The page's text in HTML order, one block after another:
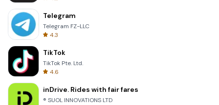
Telegram
Telegram FZ-LLC
4.3
TikTok
TikTok Pte. Ltd.
4.6
inDrive. Rides with fair fares
® SUOL INNOVATIONS LTD